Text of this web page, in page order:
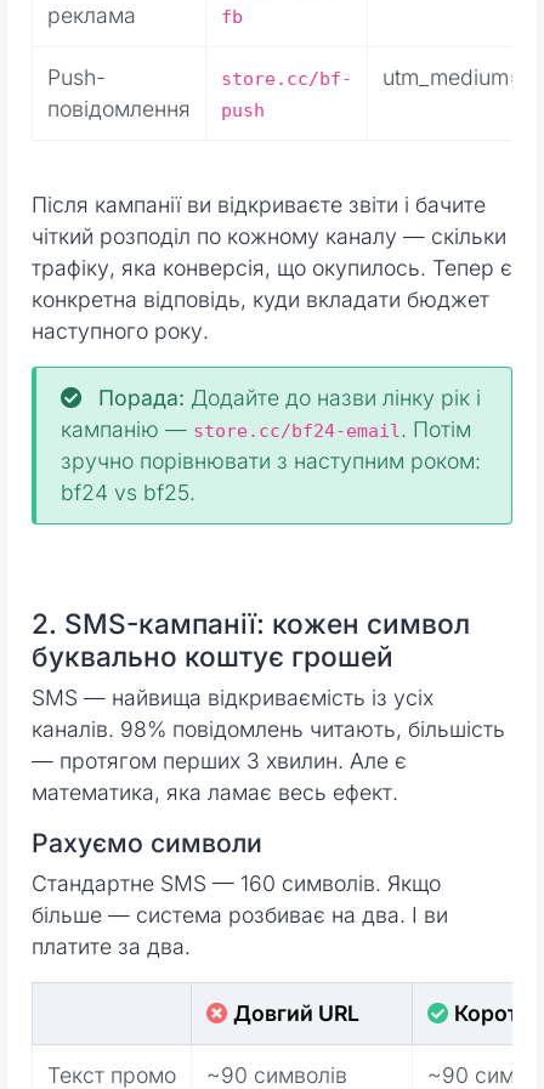
реклама
fb
Push-
повідомлення
store.cc/bf-
push
Після кампанії ви відкриваєте звіти і бачите
чіткий розподіл по кожному каналу — скільки
трафіку, яка конверсія, що окупилось. Тепер є
конкретна відповідь, куди вкладати бюджет
наступного року.
Порада: Додайте до назви лінку рік і
кампанію — store.cc/bf24-email. Потім
зручно порівнювати з наступним роком:
bf24 vs bf25.
2. SMS-кампанії: кожен символ
буквально коштує грошей
SMS — найвища відкриваємість із усіх
каналів. 98% повідомлень читають, більшість
— протягом перших 3 хвилин. Але є
математика, яка ламає весь ефект.
Рахуємо символи
Стандартне SMS — 160 символів. Якщо
більше — система розбиває на два. І ви
платите за два.
Довгий URL
Текст промо ~90 символів ~90